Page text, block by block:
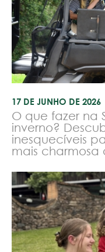
17 DE JUNHO DE 2026
O que fazer na
inverno?
inesquecíveis
mais charmosa